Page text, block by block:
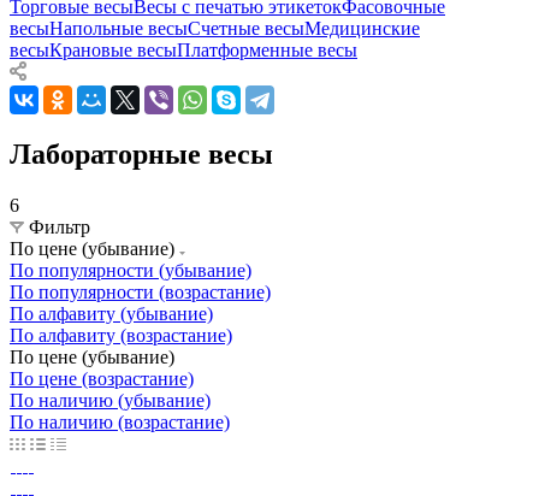
Торговые весыВесы с печатью этикетокФасовочные
весыНапольные весыСчетные весыМедицинские
весыКрановые весыПлатформенные весы
Лабораторные весы
6
Фильтр
По цене (убывание)
По популярности (убывание)
По популярности (возрастание)
По алфавиту (убывание)
По алфавиту (возрастание)
По цене (убывание)
По цене (возрастание)
По наличию (убывание)
По наличию (возрастание)